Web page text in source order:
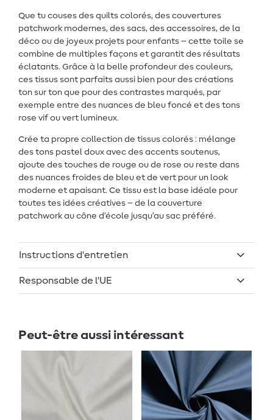
Que tu couses des quilts colorés, des couvertures
patchwork modernes, des sacs, des accessoires, de la
déco ou de joyeux projets pour enfants – cette toile se
combine de multiples façons et garantit des résultats
éclatants. Grâce à la belle profondeur des couleurs,
ces tissus sont parfaits aussi bien pour des créations
ton sur ton que pour des contrastes marqués, par
exemple entre des nuances de bleu foncé et des tons
rose vif ou vert lumineux.
Crée ta propre collection de tissus colorés : mélange
des tons pastel doux avec des accents soutenus,
ajoute des touches de rouge ou de rose ou reste dans
des nuances froides de bleu et de vert pour un look
moderne et apaisant. Ce tissu est la base idéale pour
toutes tes idées créatives – de la couverture
patchwork au cône d’école jusqu’au sac préféré.
Instructions d'entretien
Responsable de l'UE
Peut-être aussi intéressant